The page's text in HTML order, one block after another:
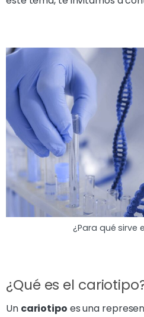
¿Para qué sirve
¿Qué es el
Un cariotipo es una